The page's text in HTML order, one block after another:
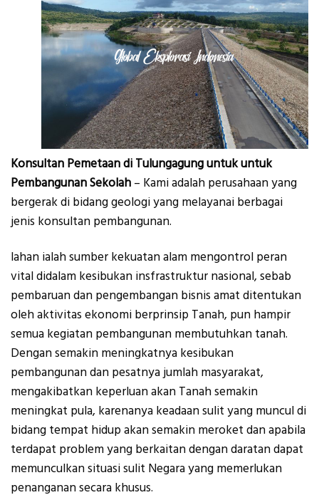
Konsultan Pemetaan di Tulungagung untuk untuk
Pembangunan Sekolah – Kami adalah perusahaan yang
bergerak di bidang geologi yang melayanai berbagai
jenis konsultan pembangunan.
lahan ialah sumber kekuatan alam mengontrol peran
vital didalam kesibukan insfrastruktur nasional, sebab
pembaruan dan pengembangan bisnis amat ditentukan
oleh aktivitas ekonomi berprinsip Tanah, pun hampir
semua kegiatan pembangunan membutuhkan tanah.
Dengan semakin meningkatnya kesibukan
pembangunan dan pesatnya jumlah masyarakat,
mengakibatkan keperluan akan Tanah semakin
meningkat pula, karenanya keadaan sulit yang muncul di
bidang tempat hidup akan semakin meroket dan apabila
terdapat problem yang berkaitan dengan daratan dapat
memunculkan situasi sulit Negara yang memerlukan
penanganan secara khusus.